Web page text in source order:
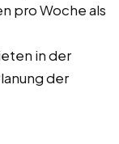
pro Woche als
in der
der